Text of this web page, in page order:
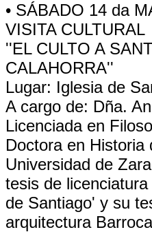
• SÁBADO 14 da
VISITA CULTURAL
''EL CULTO A
CALAHORRA''
Lugar: Iglesia de
A cargo de: Dña.
Licenciada en
Doctora en Historia
Universidad de
tesis de
de Santiago' y su
arquitectura